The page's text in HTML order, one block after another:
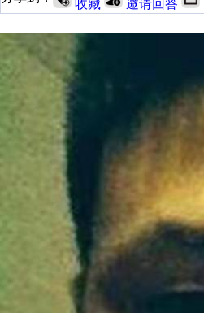
收藏 邀请回答